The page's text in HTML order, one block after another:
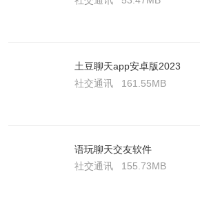
土豆聊天app安卓版2023
社交通讯
161.55MB
语玩聊天交友软件
社交通讯
155.73MB